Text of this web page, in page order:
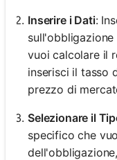
Inserire i Dati:
vuoi calcolare il
inserisci il tasso
prezzo di
Selezionare il
specifico che